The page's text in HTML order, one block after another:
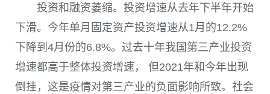
投资和融资萎缩。投资增速从去年下半年开始
下滑。今年单月固定资产投资增速从1月的12.2%
下降到 4月份的6.8%。过去十年我国第三产业投资
增速都高于整体投资增速， 但2021年和今年出现
倒挂，这是疫情对第三产业的负面影响所致。社会